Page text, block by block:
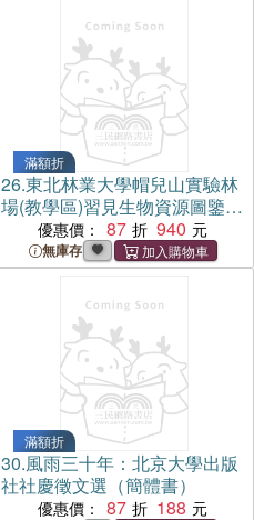
滿額折
26.東北林業大學帽兒山實驗林
場(教學區)習見生物資源圖鑒：
脊椎動物卷（簡體書）
優惠價： 87 940
無庫存
滿額折
30.風雨三十年：北京大學出版
社社慶徵文選（簡體書）
優惠價： 87 188